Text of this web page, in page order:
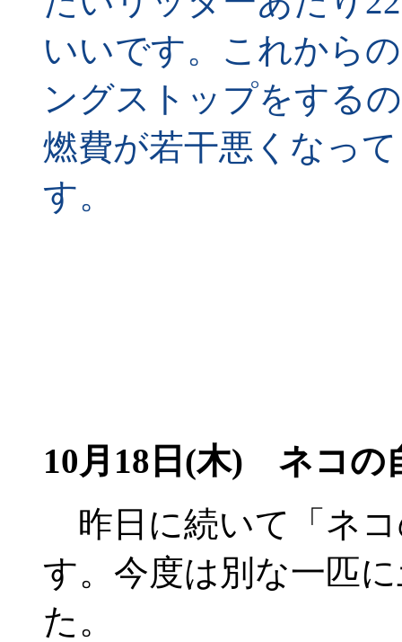
いいです。これから
ングストップをする
燃費が若干悪くなっ
す。
10月18日(木) ネコの
昨日に続いて「ネ
す。今度は別な一匹
た。